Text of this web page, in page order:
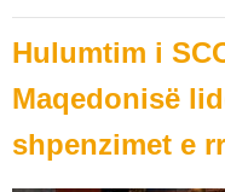
Hulumtim i
Maqedonisë
shpenzimet e